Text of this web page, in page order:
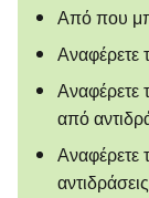
Από που
Αναφέρετε
Αναφέρετε
από
Αναφέρετε